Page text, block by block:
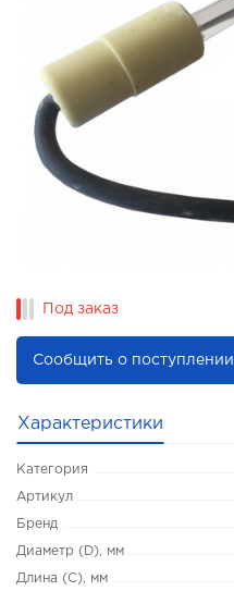
Под заказ
Сообщить о поступлении
Характеристики
Категория
Артикул
Бренд
Диаметр (D), мм
Длина (C), мм